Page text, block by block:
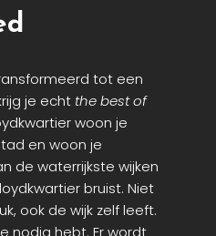
tot een
je echt the best of
woon je
en woon je
de waterrijkste wijken
bruist. Niet
ook de wijk zelf leeft.
nodig hebt. Er wordt